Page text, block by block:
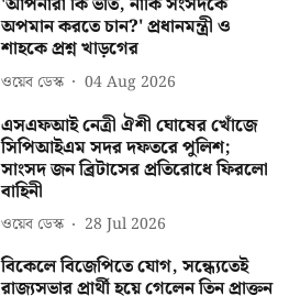
অপমান করতে চান?' প্রধানমন্ত্রী ও
শাহকে প্রশ্ন খাড়গের
ওয়েব ডেস্ক 04 Aug 2026
এসএফআই নেত্রী ঐশী ঘোষের খোঁজে
সিপিআইএম সদর দফতরে পুলিশ;
সাংসদ জন ব্রিটাসের প্রতিরোধে ফিরলো
বাহিনী
ওয়েব ডেস্ক 28 Jul 2026
বিকেলে বিজেপিতে যোগ, সন্ধ্যেতেই
রাজ্যসভার প্রার্থী হয়ে গেলেন তিন প্রাক্তন